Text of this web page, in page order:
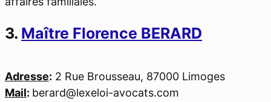
3. Maître Florence BERARD
Adresse: 2 Rue Brousseau, 87000 Limoges
Mail: berard@lexeloi-avocats.com